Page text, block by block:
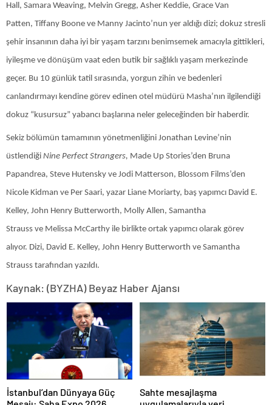
Hall, Samara Weaving, Melvin Gregg, Asher Keddie, Grace Van
Patten, Tiffany Boone ve Manny Jacinto’nun yer aldığı dizi; dokuz stresli
şehir insanının daha iyi bir yaşam tarzını benimsemek amacıyla gittikleri,
iyileşme ve dönüşüm vaat eden butik bir sağlıklı yaşam merkezinde
geçer. Bu 10 günlük tatil sırasında, yorgun zihin ve bedenleri
canlandırmayı kendine görev edinen otel müdürü Masha’nın ilgilendiği
dokuz “kusursuz” yabancı başlarına neler geleceğinden bir haberdir.
Sekiz bölümün tamamının yönetmenliğini Jonathan Levine’nin
üstlendiği Nine Perfect Strangers, Made Up Stories’den Bruna
Papandrea, Steve Hutensky ve Jodi Matterson, Blossom Films’den
Nicole Kidman ve Per Saari, yazar Liane Moriarty, baş yapımcı David E.
Kelley, John Henry Butterworth, Molly Allen, Samantha
Strauss ve Melissa McCarthy ile birlikte ortak yapımcı olarak görev
alıyor. Dizi, David E. Kelley, John Henry Butterworth ve Samantha
Strauss tarafından yazıldı.
Kaynak: (BYZHA) Beyaz Haber Ajansı
İstanbul’dan Dünyaya Güç
Sahte mesajlaşma